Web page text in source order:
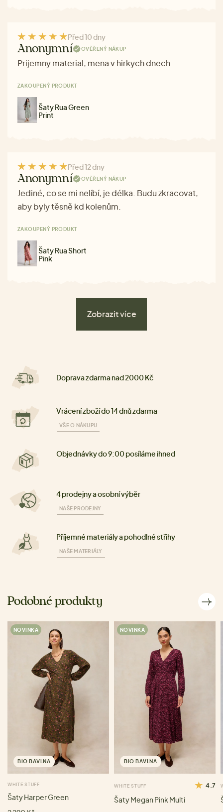
Před 10 dny
Anonymní OVĚŘENÝ NÁKUP
Prijemny material, mena v hirkych dnech
ZAKOUPENÝ PRODUKT
Šaty Rua Green
Print
Před 12 dny
Anonymní OVĚŘENÝ NÁKUP
Jediné, co se mi nelíbí, je délka. Budu zkracovat,
aby byly těsně kd kolenům.
ZAKOUPENÝ PRODUKT
Šaty Rua Short
Pink
Zobrazit více
Doprava zdarma nad 2000 Kč
Vrácení zboží do 14 dnů zdarma
VŠE O NÁKUPU
Objednávky do 9:00 posíláme ihned
4 prodejny a osobní výběr
NAŠE PRODEJNY
Příjemné materiály a pohodlné střihy
NAŠE MATERIÁLY
Podobné produkty
NOVINKA
BIO BAVLNA
WHITE STUFF
Šaty Harper Green
NOVINKA
BIO BAVLNA
WHITE STUFF 4.7
Šaty Megan Pink Multi